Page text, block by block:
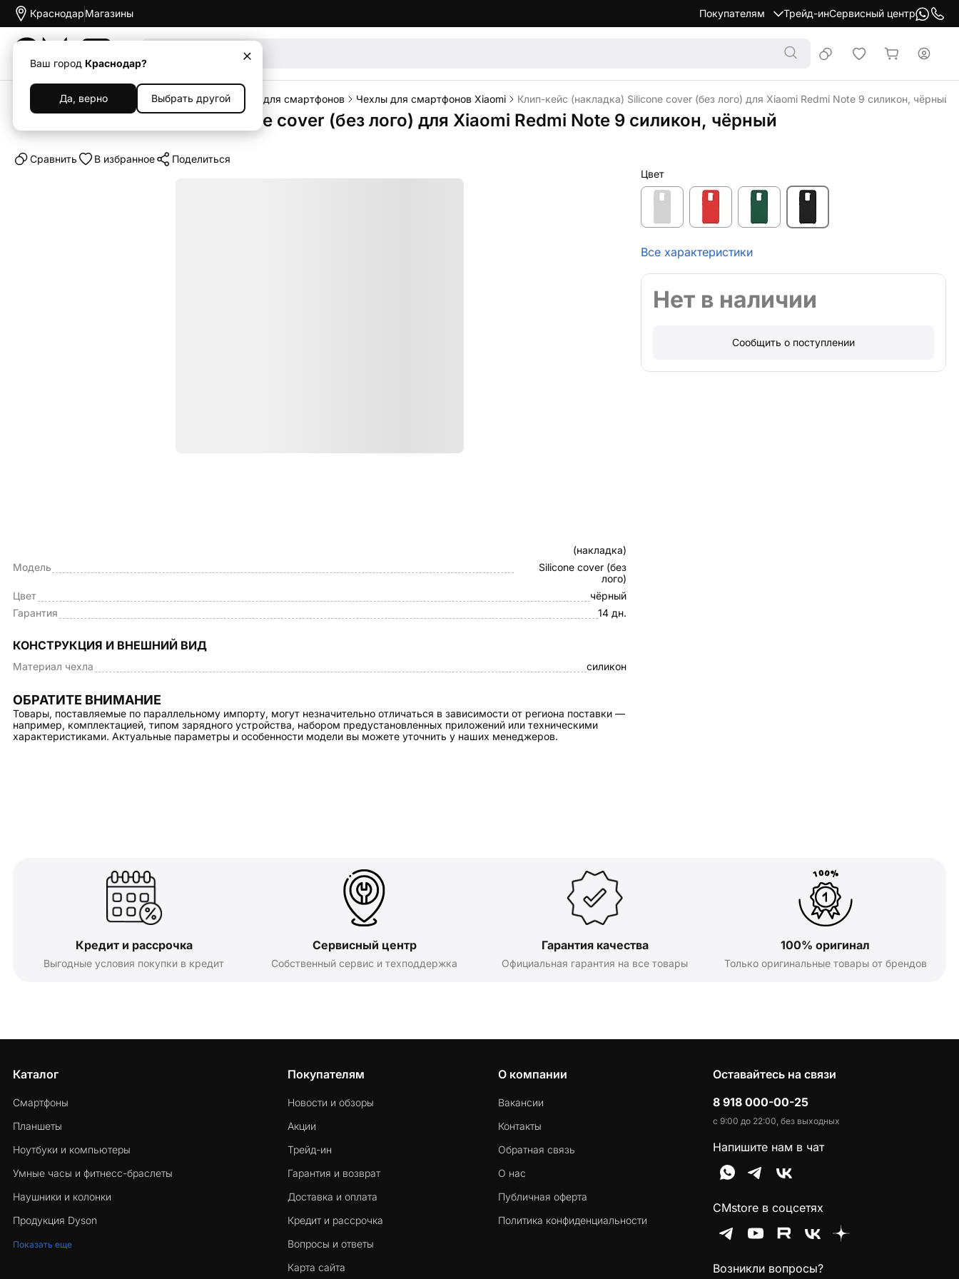
Краснодар
Ваш город Краснодар?
Да, верно Выбрать другой
Магазины Покупателям Трейд-инСервисный центр
Каталог Аксессуары Чехлы Чехлы для смартфонов Чехлы для смартфонов Xiaomi Клип-кейс (накладка) Silicone cover (без лого) для Xiaomi Redmi Note 9 силикон, чёрный
Клип-кейс (накладка) Silicone cover (без лого) для Xiaomi Redmi Note 9 силикон, чёрный
Cравнить В избранное Поделиться
(накладка)
Модель
Silicone cover (без
лого)
Цвет
чёрный
Гарантия
14 дн.
КОНСТРУКЦИЯ И ВНЕШНИЙ ВИД
Материал чехла силикон
ОБРАТИТЕ ВНИМАНИЕ
Товары, поставляемые по параллельному импорту, могут незначительно отличаться в зависимости от региона поставки —
например, комплектацией, типом зарядного устройства, набором предустановленных приложений или техническими
характеристиками. Актуальные параметры и особенности модели вы можете уточнить у наших менеджеров.
Цвет
Все характеристики
Нет в наличии
Сообщить о поступлении
Кредит и рассрочка
Выгодные условия покупки в кредит
Сервисный центр
Собственный сервис и техподдержка
Гарантия качества
Официальная гарантия на все товары
100% оригинал
Только оригинальные товары от брендов
Каталог
Смартфоны
Планшеты
Ноутбуки и компьютеры
Умные часы и фитнесс-браслеты
Наушники и колонки
Продукция Dyson
Показать еще
Покупателям
Новости и обзоры
Акции
Трейд-ин
Гарантия и возврат
Доставка и оплата
Кредит и рассрочка
Вопросы и ответы
Карта сайта
О компании
Вакансии
Контакты
Обратная связь
О нас
Публичная оферта
Политика конфиденциальности
Оставайтесь на связи
8 918 000-00-25
с 9:00 до 22:00, без выходных
Напишите нам в чат
CMstore в соцсетях
Возникли вопросы?